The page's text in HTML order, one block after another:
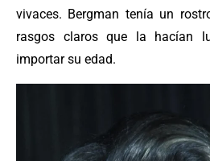
vivaces. Bergman tenía un
rasgos claros que la hacían
importar su edad.